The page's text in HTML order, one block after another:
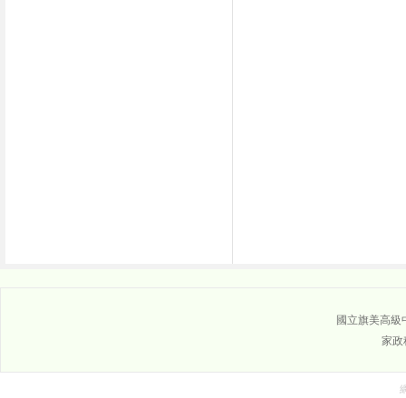
國立旗美高
家